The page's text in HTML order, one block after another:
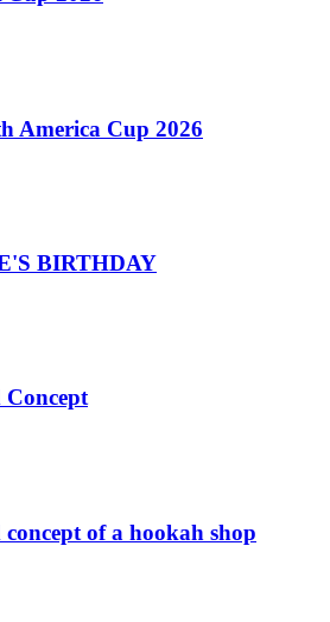
America Cup 2026
BIRTHDAY
Concept
of a hookah shop